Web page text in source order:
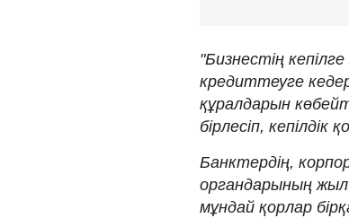
"Бизнестің
кредиттеуге
құралдарын
бірлесіп,
Банктердің,
органдарының
мұндай қорлар